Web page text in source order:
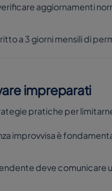
aggiornamenti
a 3 giorni mensili di
impreparati
pratiche per
improvvisa è
deve comunicare